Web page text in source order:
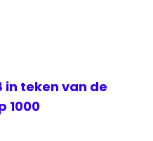
in teken van de
1000